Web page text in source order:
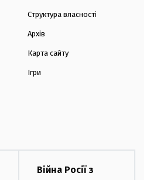
Структура власності
Архів
Карта сайту
Ігри
Війна Росії з